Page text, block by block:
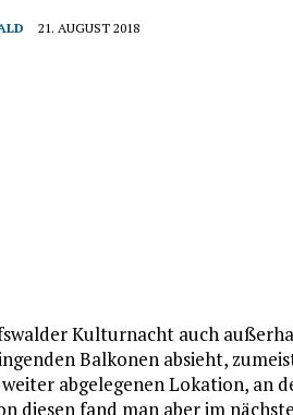
21. AUGUST 2018
Kulturnacht auch
Balkonen absieht,
abgelegenen Lokation, an
diesen fand man aber im